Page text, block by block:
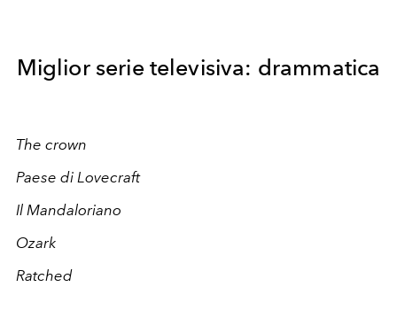
Miglior serie televisiva: drammatica
The crown
Paese di Lovecraft
Il Mandaloriano
Ozark
Ratched